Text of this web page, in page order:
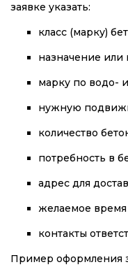
заявке указать:
класс (марку)
назначение или
марку по водо-
нужную
количество
потребность в
адрес для
желаемое
контакты
Пример оформления